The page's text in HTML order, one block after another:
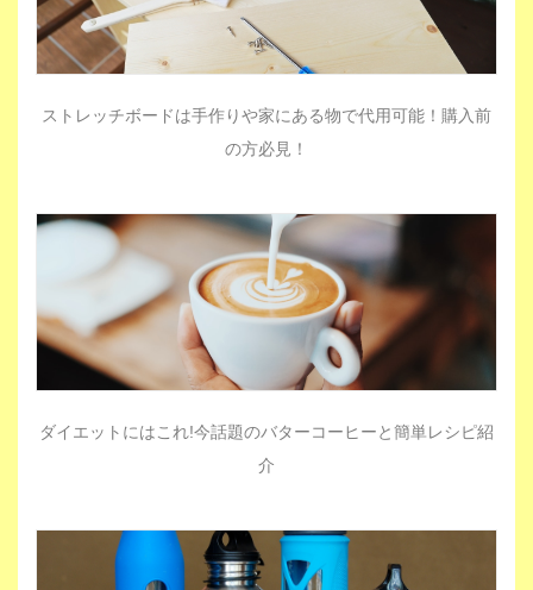
ストレッチボードは手作りや家にある物で代用可能！購入前
の方必見！
ダイエットにはこれ!今話題のバターコーヒーと簡単レシピ紹
介